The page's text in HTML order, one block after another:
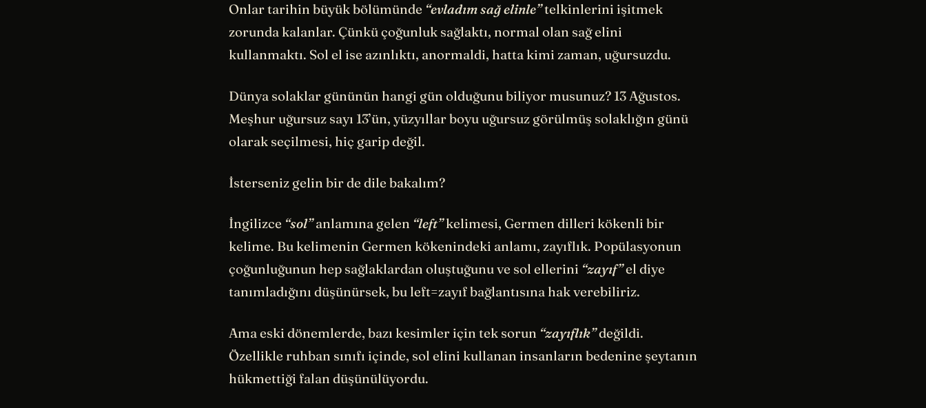
Onlar tarihin büyük bölümünde “evladım sağ elinle”telkinlerini işitmek
zorunda kalanlar. Çünkü çoğunluk sağlaktı, normal olan sağ elini
kullanmaktı. Sol el ise azınlıktı, anormaldi, hatta kimi zaman, uğursuzdu.
Dünya solaklar gününün hangi gün olduğunu biliyor musunuz? 13 Ağustos.
Meşhur uğursuz sayı 13’ün, yüzyıllar boyu uğursuz görülmüş solaklığın günü
olarak seçilmesi, hiç garip değil.
İsterseniz gelin bir de dile bakalım?
İngilizce “sol”anlamına gelen “left”kelimesi, Germen dilleri kökenli bir
kelime. Bu kelimenin Germen kökenindeki anlamı, zayıflık. Popülasyonun
çoğunluğunun hep sağlaklardan oluştuğunu ve sol ellerini “zayıf”el diye
tanımladığını düşünürsek, bu left=zayıf bağlantısına hak verebiliriz.
Ama eski dönemlerde, bazı kesimler için tek sorun “zayıflık”değildi.
Özellikle ruhban sınıfı içinde, sol elini kullanan insanların bedenine şeytanın
hükmettiği falan düşünülüyordu.